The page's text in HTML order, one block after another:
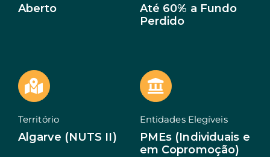
Aberto
Até 60% a Fundo
Perdido
Território
Algarve (NUTS II)
Entidades Elegíveis
PMEs (Individuais e
em Copromoção)